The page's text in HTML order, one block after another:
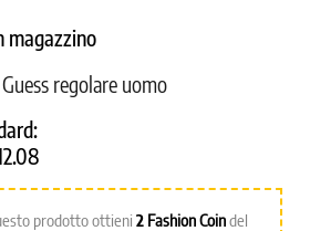
magazzino
regolare uomo
prodotto ottieni 2 Fashion Coindel